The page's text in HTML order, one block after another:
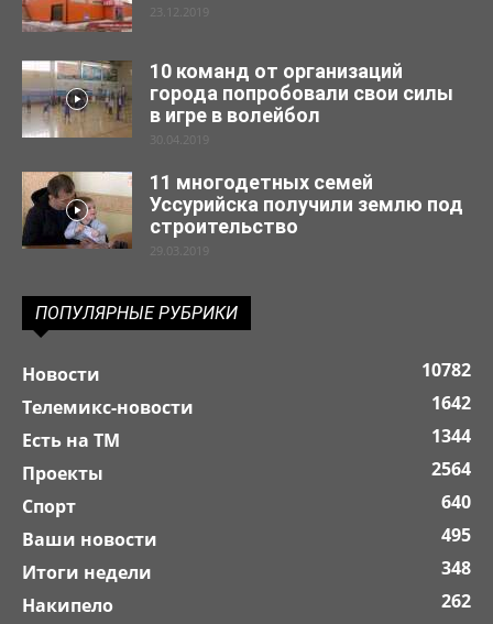
23.12.2019
10 команд от организаций
города попробовали свои силы
в игре в волейбол
30.04.2019
11 многодетных семей
Уссурийска получили землю под
строительство
29.03.2019
ПОПУЛЯРНЫЕ РУБРИКИ
Новости
10782
Телемикс-новости
1642
Есть на ТМ
1344
Проекты
2564
Спорт
640
Ваши новости
495
Итоги недели
348
Накипело
262